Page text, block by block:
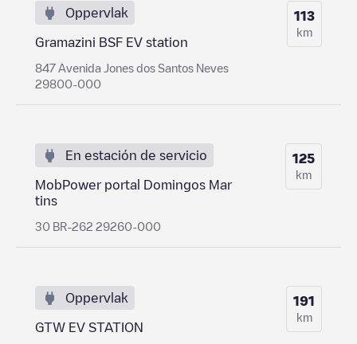
Oppervlak
Gramazini BSF EV station
847 Avenida Jones dos Santos Neves
29800-000
113
km
En estación de servicio
MobPower portal Domingos Mar
tins
30 BR-262 29260-000
125
km
Oppervlak
GTW EV STATION
191
km